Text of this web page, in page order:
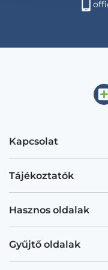
Kapcsolat
Tájékoztatók
Hasznos oldalak
Gyűjtő oldalak